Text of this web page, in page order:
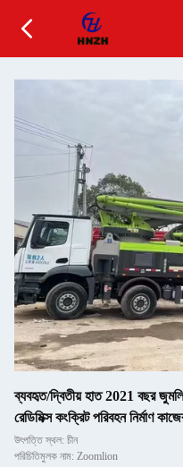
ব্যবহৃত/দ্বিতীয় হাত 2021 বছর
রেডিমিক্স কংক্রিট পরিবহন নির্মাণ
উৎপত্তি স্থল: চীন
পরিচিতিমুলক নাম: Zoomlion